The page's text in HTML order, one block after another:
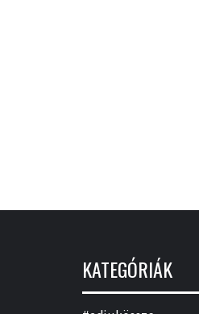
KATEGÓRIÁK